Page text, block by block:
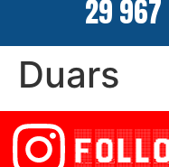
29 967
Duars